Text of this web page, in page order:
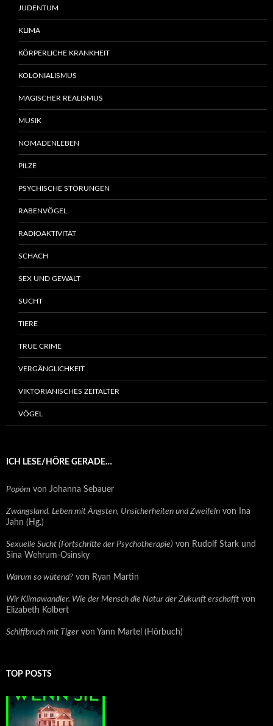
JUDENTUM
KLIMA
KÖRPERLICHE KRANKHEIT
KOLONIALISMUS
MAGISCHER REALISMUS
MUSIK
NOMADENLEBEN
PILZE
PSYCHISCHE STÖRUNGEN
RABENVÖGEL
RADIOAKTIVITÄT
SCHACH
SEX UND GEWALT
SUCHT
TIERE
TRUE CRIME
VERGÄNGLICHKEIT
VIKTORIANISCHES ZEITALTER
VÖGEL
ICH LESE/HÖRE GERADE…
Popóm von Johanna Sebauer
Zwangsland. Leben mit Ängsten, Unsicherheiten und Zweifeln von Ina
Jahn (Hg.)
Sexuelle Sucht (Fortschritte der Psychotherapie) von Rudolf Stark und
Sina Wehrum-Osinsky
Warum so wütend? von Ryan Martin
Wir Klimawandler. Wie der Mensch die Natur der Zukunft erschafft von
Elizabeth Kolbert
Schiffbruch mit Tiger von Yann Martel (Hörbuch)
TOP POSTS